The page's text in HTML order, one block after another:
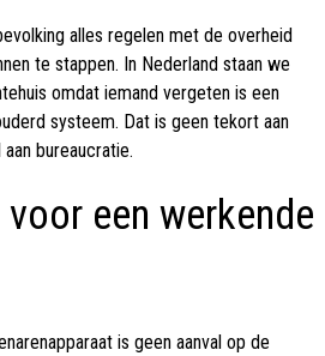
alles regelen met de overheid
te stappen. In Nederland staan we
omdat iemand vergeten is een
systeem. Dat is geen tekort aan
bureaucratie.
een werkende
is geen aanval op de